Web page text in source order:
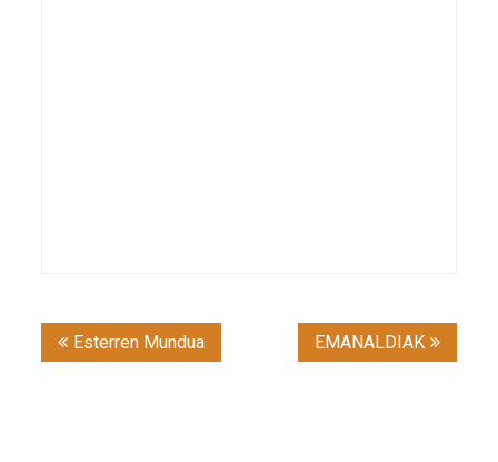
Post
navigation
Esterren Mundua EMANALDIAK